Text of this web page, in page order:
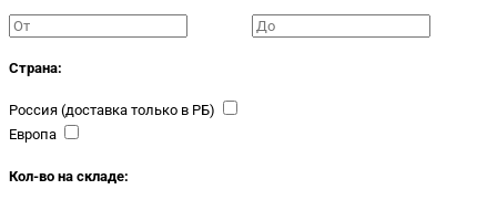
Страна:
Россия (доставка только в РБ)
Европа
Кол-во на складе: